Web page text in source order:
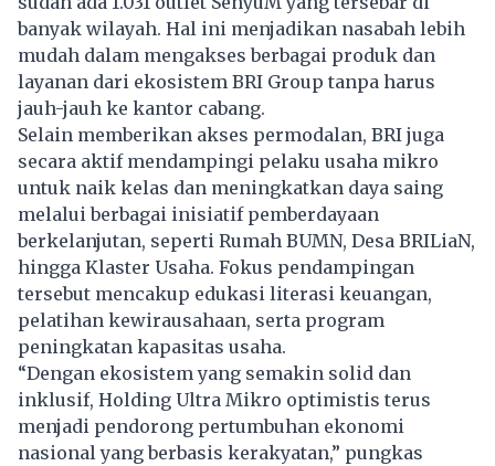
banyak wilayah. Hal ini menjadikan nasabah lebih
mudah dalam mengakses berbagai produk dan
layanan dari ekosistem BRI Group tanpa harus
jauh-jauh ke kantor cabang.
Selain memberikan akses permodalan, BRI juga
secara aktif mendampingi pelaku usaha mikro
untuk naik kelas dan meningkatkan daya saing
melalui berbagai inisiatif pemberdayaan
berkelanjutan, seperti Rumah BUMN, Desa BRILiaN,
hingga Klaster Usaha. Fokus pendampingan
tersebut mencakup edukasi literasi keuangan,
pelatihan kewirausahaan, serta program
peningkatan kapasitas usaha.
“Dengan ekosistem yang semakin solid dan
inklusif, Holding Ultra Mikro optimistis terus
menjadi pendorong pertumbuhan ekonomi
nasional yang berbasis kerakyatan,” pungkas